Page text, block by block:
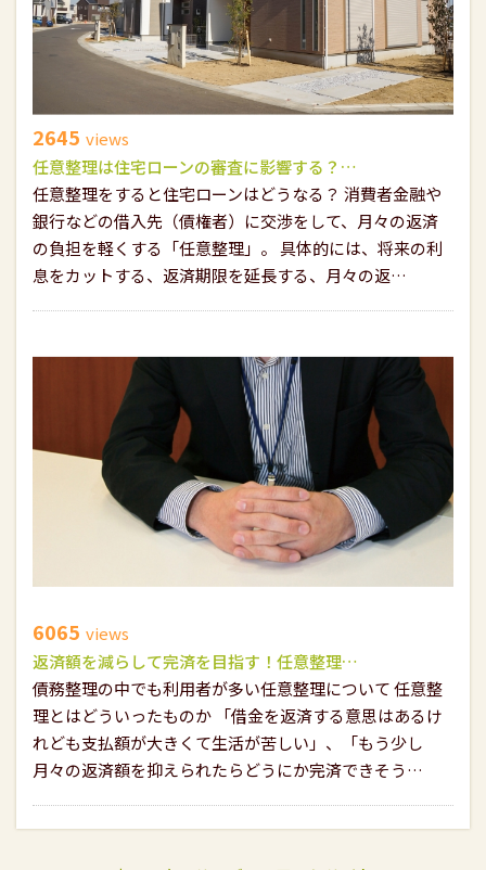
2645 views
任意整理は住宅ローンの審査に影響する？…
任意整理をすると住宅ローンはどうなる？ 消費者金融や
銀行などの借入先（債権者）に交渉をして、月々の返済
の負担を軽くする「任意整理」。 具体的には、将来の利
息をカットする、返済期限を延長する、月々の返…
6065 views
返済額を減らして完済を目指す！任意整理…
債務整理の中でも利用者が多い任意整理について 任意整
理とはどういったものか 「借金を返済する意思はあるけ
れども支払額が大きくて生活が苦しい」、「もう少し
月々の返済額を抑えられたらどうにか完済できそう…